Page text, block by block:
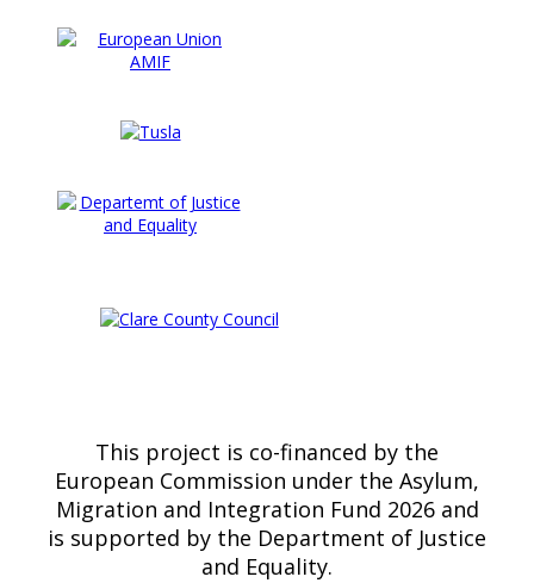
This project is co-financed by the
European Commission under the Asylum,
Migration and Integration Fund 2026 and
is supported by the Department of Justice
and Equality.